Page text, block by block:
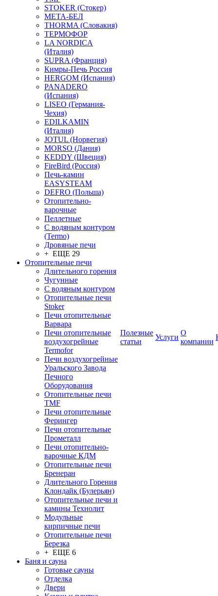
STOKER (Стокер)
МЕТА-БЕЛ
THORMA (Словакия)
ТЕРМОФОР
LA NORDICA
(Италия)
SUPRA (Франция)
Кимры-Печь Россия
HERGOM (Испания)
PANADERO
(Испания)
LISEO (Германия-
Чехия)
EDILKAMIN
(Италия)
JOTUL (Норвегия)
MORSO (Дания)
KEDDY (Швеция)
FireBird (Россия)
Печь-камин
EASYSTEAM
DEFRO (Польша)
Отопительно-
варочные
Пеллетные
С водяным контуром
(Termo)
Дровяные печи
+ ЕЩЕ 29
Отопительные печи
Длительного горения
Чугунные
C водяным контуром
Отопительные печи
Stoker
Печи отопительные
Варвара
Печи отопительные
воздухогрейные
Termofor
Печи воздухогрейные
Уральского Завода
Печного
Оборудования
Отопительные печи
TMF
Печи отопительные
Ферингер
Печи отопительные
Прометалл
Печи отопительно-
варочные КДМ
Отопительные печи
Бренеран
Длительного Горения
Клондайк (Булерьян)
Отопительные печи и
камины Технолит
Модульные
кирпичные печи
Отопительные печи
Березка
+ ЕЩЕ 6
Баня и сауна
Готовые сауны
Отделка
Двери
Полезные
статьи
Услуги
О
компании